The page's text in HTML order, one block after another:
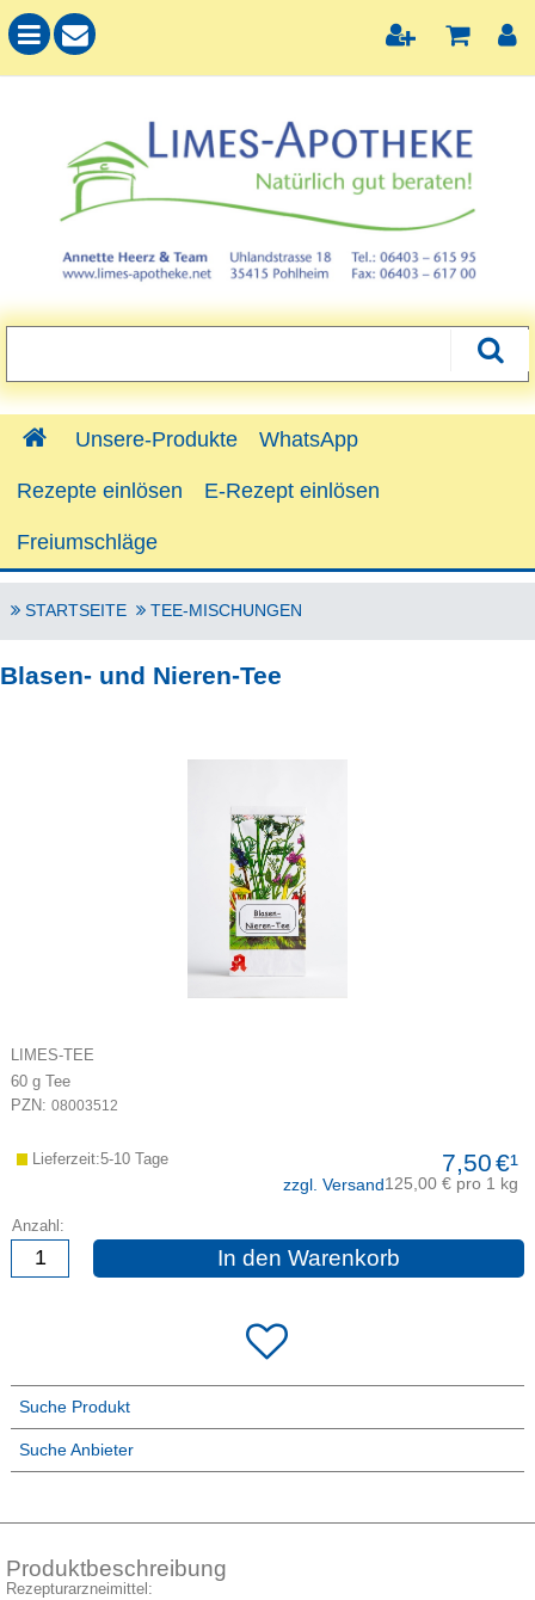
Unsere-Produkte WhatsApp
Rezepte einlösen E-Rezept einlösen
Freiumschläge
STARTSEITE TEE-MISCHUNGEN
Blasen- und Nieren-Tee
LIMES-TEE
60g Tee
PZN: 08003512
7,50€¹
zzgl. Versand125,00 € pro 1 kg
Lieferzeit:5-10 Tage
Anzahl:
In den Warenkorb
Suche Produkt
Suche Anbieter
Produktbeschreibung
Rezepturarzneimittel: